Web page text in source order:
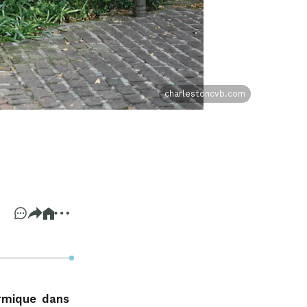
charlestoncvb.com
dans